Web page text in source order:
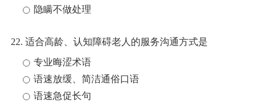
隐瞒不做处理
22. 适合高龄、认知障碍老人的服务沟通方式是
专业晦涩术语
语速放缓、简洁通俗口语
语速急促长句